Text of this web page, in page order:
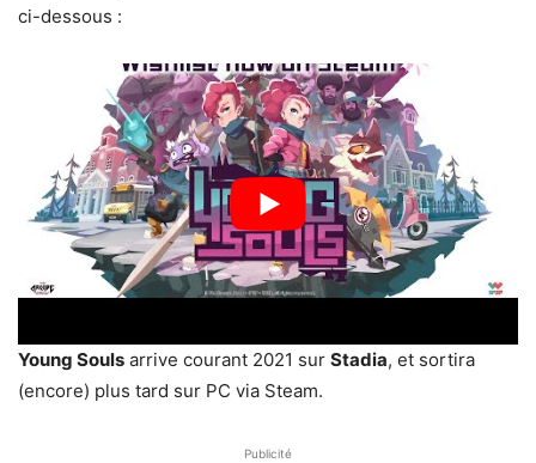
ci-dessous :
Young Souls arrive courant 2021 sur Stadia, et sortira
(encore) plus tard sur PC via Steam.
Publicité